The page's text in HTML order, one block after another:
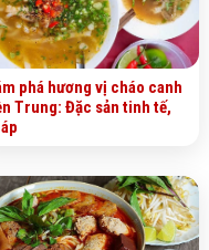
phá hương vị cháo canh
Trung: Đặc sản tinh tế,